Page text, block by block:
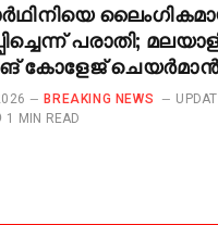
പരാതി;
കോളേജ് ചെയർമാൻ
BREAKING NEWS
1 MIN READ